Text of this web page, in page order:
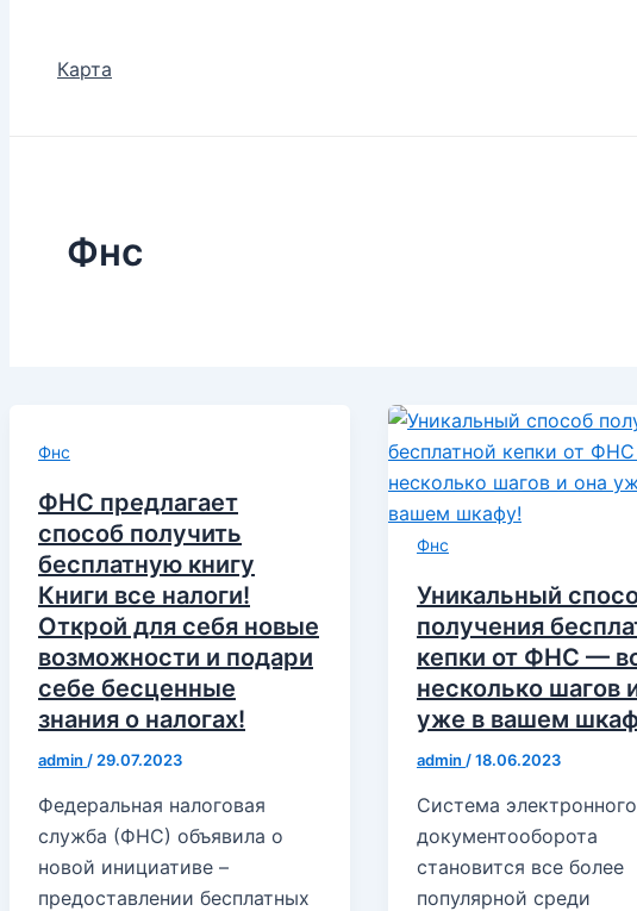
Карта
Фнс
Фнс
ФНС предлагает
способ получить
бесплатную книгу
Книги все налоги!
Открой для себя новые
возможности и подари
себе бесценные
знания о налогах!
admin / 29.07.2023
Федеральная налоговая
служба (ФНС) объявила о
новой инициативе –
предоставлении бесплатных
Фнс
Уникальный
получения
кепки от ФНС —
несколько шагов
уже в вашем
admin /18.06.2023
Система электронного
документооборота
становится все более
популярной среди